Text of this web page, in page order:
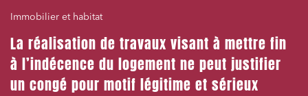
Immobilier et habitat
La réalisation de travaux visant à mettre fin
à l’indécence du logement ne peut justifier
un congé pour motif légitime et sérieux